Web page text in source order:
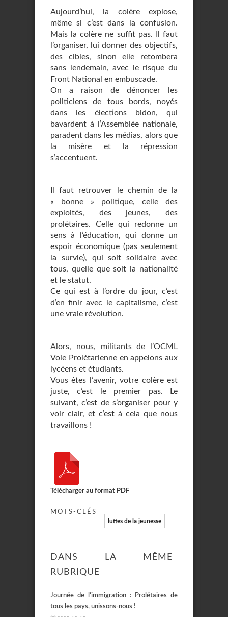
Aujourd’hui, la colère explose,
même si c’est dans la confusion.
Mais la colère ne suffit pas. Il faut
l’organiser, lui donner des objectifs,
des cibles, sinon elle retombera
sans lendemain, avec le risque du
Front National en embuscade.
On a raison de dénoncer les
politiciens de tous bords, noyés
dans les élections bidon, qui
bavardent à l’Assemblée nationale,
paradent dans les médias, alors que
la misère et la répression
s’accentuent.
Il faut retrouver le chemin de la
« bonne » politique, celle des
exploités, des jeunes, des
prolétaires. Celle qui redonne un
sens à l’éducation, qui donne un
espoir économique (pas seulement
la survie), qui soit solidaire avec
tous, quelle que soit la nationalité
et le statut.
Ce qui est à l’ordre du jour, c’est
d’en finir avec le capitalisme, c’est
une vraie révolution.
Alors, nous, militants de l’OCML
Voie Prolétarienne en appelons aux
lycéens et étudiants.
Vous êtes l’avenir, votre colère est
juste, c’est le premier pas. Le
suivant, c’est de s’organiser pour y
voir clair, et c’est à cela que nous
travaillons !
Télécharger au format PDF
MOTS-CLÉS
luttes de la jeunesse
DANS LA MÊME
RUBRIQUE
Journée de l’immigration : Prolétaires de
tous les pays, unissons-nous !